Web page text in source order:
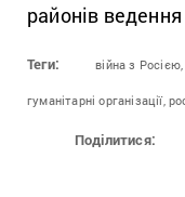
районів
Теги: війна з Росією,
гуманітарні організації,
Поділитися: